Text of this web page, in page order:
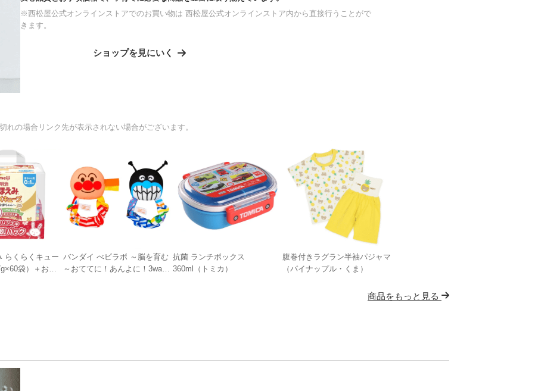
※西松屋公式オンラインストアでのお買い物は 西松屋公式オンラインストア内から直接行うことがで
きます。
ショップを見にいく
れの場合リンク先が表示されない場合がございます。
らくらくキュー
袋）＋おま
バンダイ べビラボ ～脳を育む
～おててに！あんよに！3way
抗菌 ランチボックス
360ml（トミカ）
腹巻付きラグラン半袖パジャマ
（パイナップル・くま）
商品をもっと見る